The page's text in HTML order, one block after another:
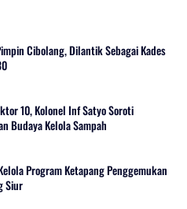
Cibolang, Dilantik Sebagai Kades
10, Kolonel Inf Satyo Soroti
Budaya Kelola Sampah
Program Ketapang Penggemukan
Siur